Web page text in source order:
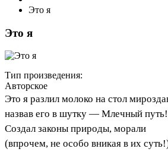
Это я
Это я
Тип произведения:
Авторское
Это я разлил молоко на стол
назвав его в шутку — Млечный путь!
Создал законы природы, морали
(впрочем, не особо вникая в их